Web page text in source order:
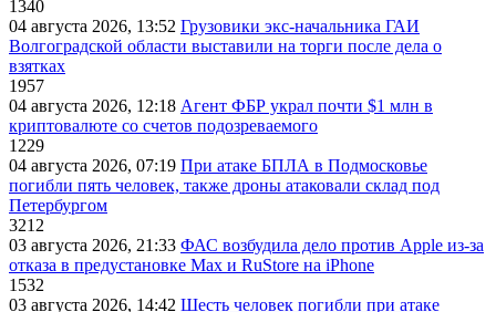
1340
04 августа 2026, 13:52 Грузовики экс-начальника ГАИ
Волгоградской области выставили на торги после дела о
взятках
1957
04 августа 2026, 12:18 Агент ФБР украл почти $1 млн в
криптовалюте со счетов подозреваемого
1229
04 августа 2026, 07:19 При атаке БПЛА в Подмосковье
погибли пять человек, также дроны атаковали склад под
Петербургом
3212
03 августа 2026, 21:33 ФАС возбудила дело против Apple из-за
отказа в предустановке Max и RuStore на iPhone
1532
03 августа 2026, 14:42 Шесть человек погибли при атаке